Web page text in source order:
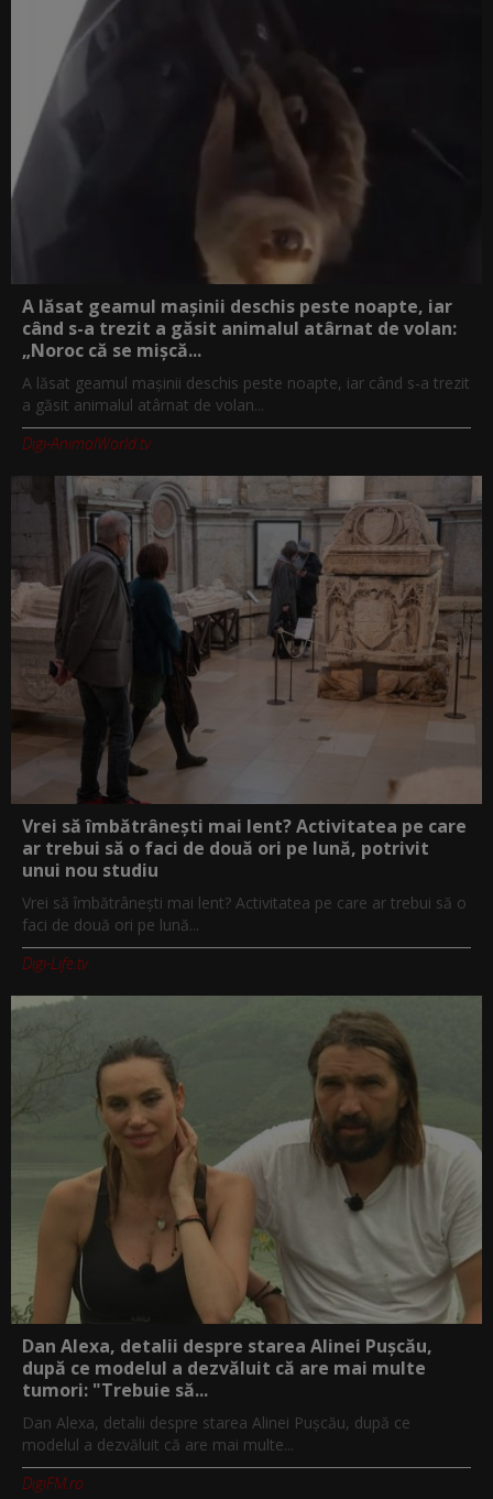
A lăsat geamul mașinii deschis peste noapte, iar
când s-a trezit a găsit animalul atârnat de volan:
„Noroc că se mișcă...
A lăsat geamul mașinii deschis peste noapte, iar când s-a trezit
a găsit animalul atârnat de volan...
Digi-AnimalWorld.tv
Vrei să îmbătrânești mai lent? Activitatea pe care
ar trebui să o faci de două ori pe lună, potrivit
unui nou studiu
Vrei să îmbătrânești mai lent? Activitatea pe care ar trebui să o
faci de două ori pe lună...
Digi-Life.tv
Dan Alexa, detalii despre starea Alinei Pușcău,
după ce modelul a dezvăluit că are mai multe
tumori: "Trebuie să...
Dan Alexa, detalii despre starea Alinei Pușcău, după ce
modelul a dezvăluit că are mai multe...
DigiFM.ro